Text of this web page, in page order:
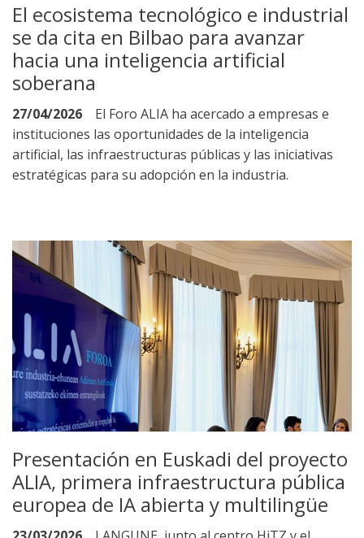
El ecosistema tecnológico e industrial
se da cita en Bilbao para avanzar
hacia una inteligencia artificial
soberana
27/04/2026
El Foro ALIA ha acercado a empresas e
instituciones las oportunidades de la inteligencia
artificial, las infraestructuras públicas y las iniciativas
estratégicas para su adopción en la industria.
Presentación en Euskadi del proyecto
ALIA, primera infraestructura pública
europea de IA abierta y multilingüe